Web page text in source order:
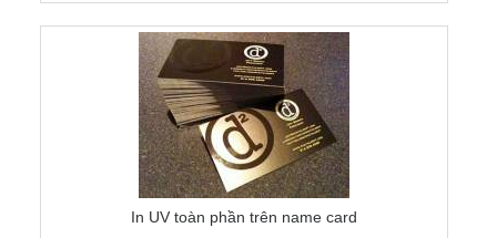
In UV toàn phần trên name card